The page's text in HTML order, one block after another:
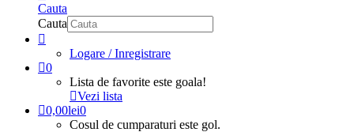
Cauta
Cauta
Logare / Inregistrare
0
Lista de favorite este goala!
Vezi lista
0,00lei0
Cosul de cumparaturi este gol.